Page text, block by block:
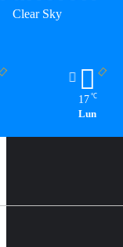
Clear Sky
17 ℃
Lun